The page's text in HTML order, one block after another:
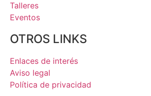
Talleres
Eventos
OTROS LINKS
Enlaces de interés
Aviso legal
Política de privacidad